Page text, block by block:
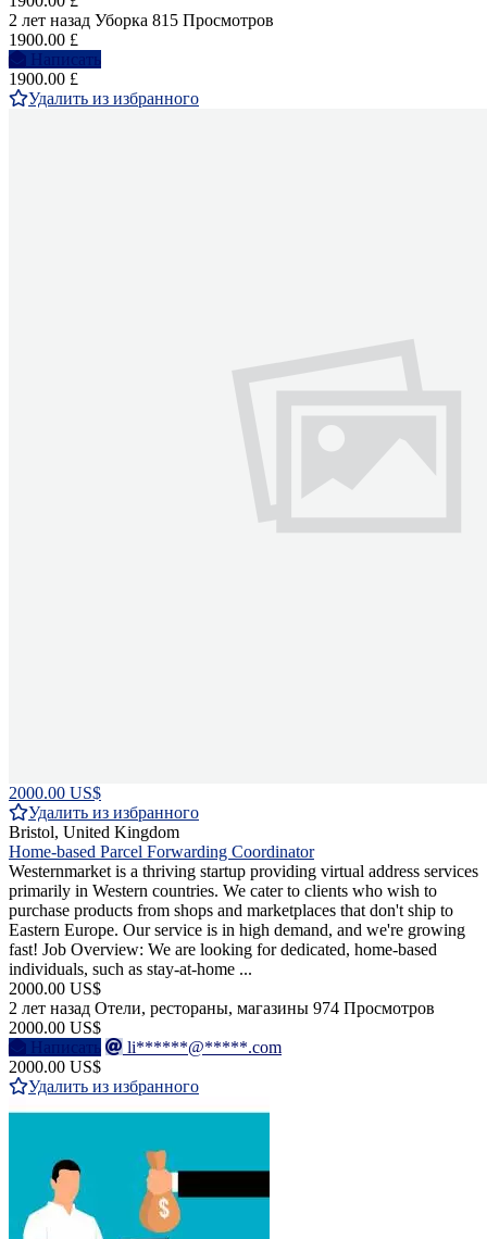
2 лет назад Уборка 815 Просмотров
1900.00 £
Написать
1900.00 £
Удалить из избранного
2000.00 US$
Удалить из избранного
Bristol, United Kingdom
Home-based Parcel Forwarding Coordinator
Westernmarket is a thriving startup providing virtual address services
primarily in Western countries. We cater to clients who wish to
purchase products from shops and marketplaces that don't ship to
Eastern Europe. Our service is in high demand, and we're growing
fast! Job Overview: We are looking for dedicated, home-based
individuals, such as stay-at-home ...
2000.00 US$
2 лет назад Отели, рестораны, магазины 974 Просмотров
2000.00 US$
Написать
li******@*****.com
2000.00 US$
Удалить из избранного